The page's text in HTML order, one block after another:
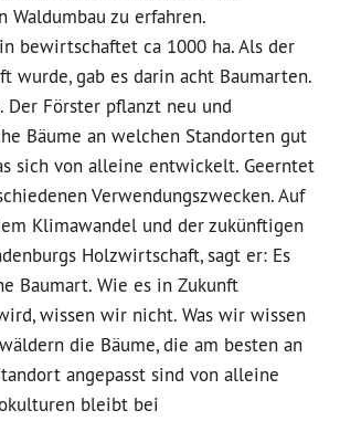
Waldumbau zu erfahren.
bewirtschaftet ca 1000 ha. Als der
wurde, gab es darin acht Baumarten.
Der Förster pflanzt neu und
Bäume an welchen Standorten gut
sich von alleine entwickelt. Geerntet
Verwendungszwecken. Auf
Klimawandel und der zukünftigen
Holzwirtschaft, sagt er: Es
Baumart. Wie es in Zukunft
wissen wir nicht. Was wir wissen
die Bäume, die am besten an
angepasst sind von alleine
bleibt bei